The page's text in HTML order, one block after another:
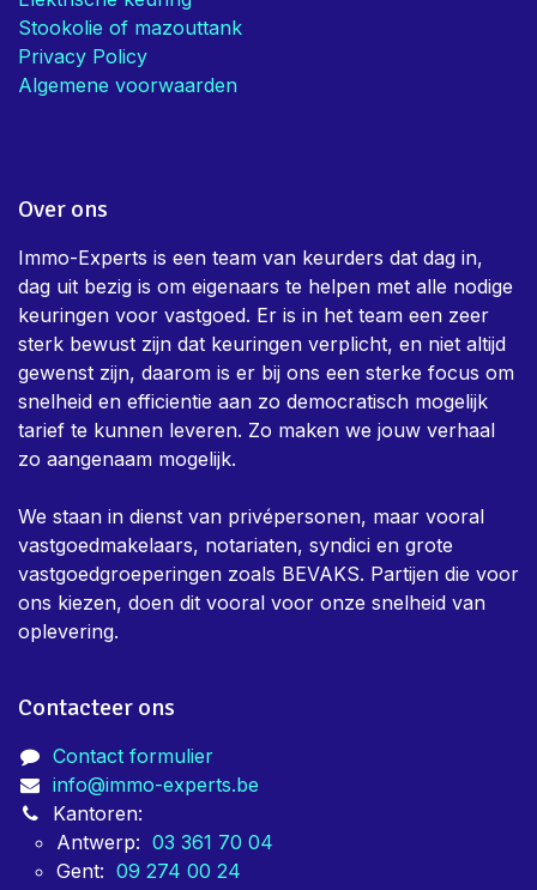
Handige links
Home page
Stookolie of mazouttank
Privacy Policy
Algemene voorwaarden
Over ons
Immo-Experts is een team van keurders dat dag in,
dag uit bezig is om eigenaars te helpen met alle nodige
keuringen voor vastgoed. Er is in het team een zeer
sterk bewust zijn dat keuringen verplicht, en niet altijd
gewenst zijn, daarom is er bij ons een sterke focus om
snelheid en efficientie aan zo democratisch mogelijk
tarief te kunnen leveren. Zo maken we jouw verhaal
zo aangenaam mogelijk.
We staan in dienst van privépersonen, maar vooral
vastgoedgroeperingen zoals BEVAKS. Partijen die voor
ons kiezen, doen dit vooral voor onze snelheid van
oplevering.